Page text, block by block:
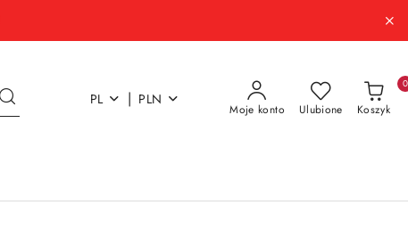
PL | PLN
Moje konto Ulubione Koszyk
0